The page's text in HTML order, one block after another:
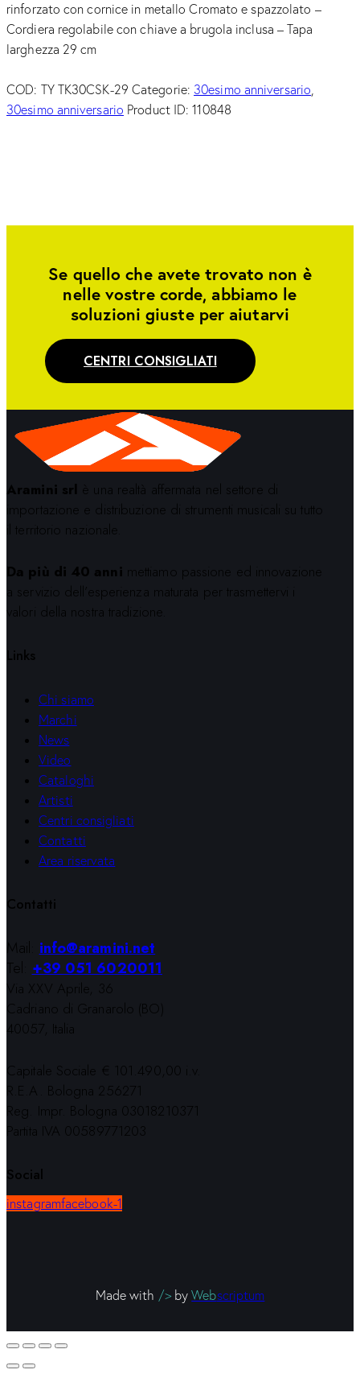
rinforzato con cornice in metallo Cromato e spazzolato –
Cordiera regolabile con chiave a brugola inclusa – Tapa
larghezza 29 cm
COD: TY TK30CSK-29 Categorie: 30esimo anniversario,
30esimo anniversario Product ID:110848
Se quello che avete trovato non è
nelle vostre corde, abbiamo le
soluzioni giuste per aiutarvi
CENTRI CONSIGLIATI
Aramini srl è una realtà affermata nel settore di
importazione e distribuzione di strumenti musicali su tutto
il territorio nazionale.
Da più di 40 anni mettiamo passione ed innovazione
a servizio dell’esperienza maturata per trasmettervi i
valori della nostra tradizione.
Links
Chi siamo
Marchi
News
Video
Cataloghi
Artisti
Centri consigliati
Contatti
Area riservata
Contatti
Mail: info@aramini.net
Tel: +39 051 6020011
Via XXV Aprile, 36
Cadriano di Granarolo (BO)
40057, Italia
Capitale Sociale € 101.490,00 i.v.
R.E.A. Bologna 256271
Reg. Impr. Bologna 03018210371
Partita IVA 00589771203
Social
instagramfacebook-1
Made with />byWebscriptum